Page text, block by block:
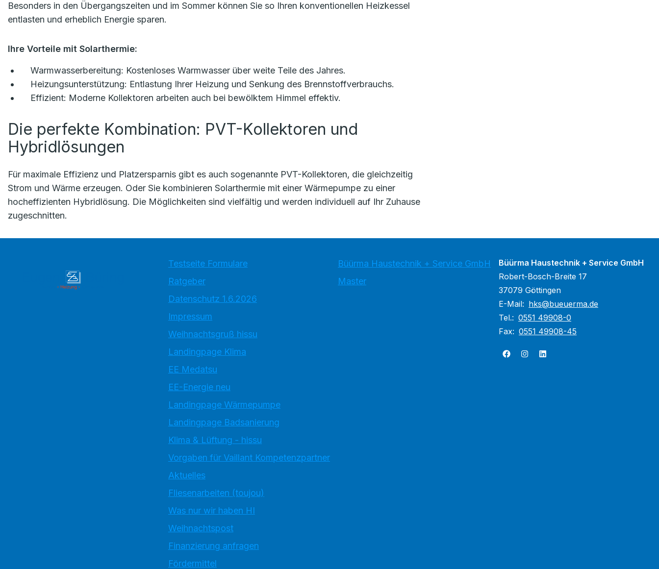
Besonders in den Übergangszeiten und im Sommer können Sie so Ihren konventionellen Heizkessel
entlasten und erheblich Energie sparen.
Ihre Vorteile mit Solarthermie:
Warmwasserbereitung: Kostenloses Warmwasser über weite Teile des Jahres.
Heizungsunterstützung: Entlastung Ihrer Heizung und Senkung des Brennstoffverbrauchs.
Effizient: Moderne Kollektoren arbeiten auch bei bewölktem Himmel effektiv.
Die perfekte Kombination: PVT-Kollektoren und
Hybridlösungen
Für maximale Effizienz und Platzersparnis gibt es auch sogenannte PVT-Kollektoren, die gleichzeitig
Strom und Wärme erzeugen. Oder Sie kombinieren Solarthermie mit einer Wärmepumpe zu einer
hocheffizienten Hybridlösung. Die Möglichkeiten sind vielfältig und werden individuell auf Ihr Zuhause
zugeschnitten.
Testseite Formulare
Ratgeber
Datenschutz 1.6.2026
Impressum
Weihnachtsgruß hissu
Landingpage Klima
EE Medatsu
EE-Energie neu
Landingpage Wärmepumpe
Landingpage Badsanierung
Klima & Lüftung - hissu
Vorgaben für Vaillant Kompetenzpartner
Aktuelles
Fliesenarbeiten (toujou)
Was nur wir haben HI
Weihnachtspost
Finanzierung anfragen
Fördermittel
Büürma Haustechnik + Service GmbH
Master
Büürma Haustechnik + Service GmbH
Robert-Bosch-Breite 17
37079 Göttingen
E-Mail: hks@bueuerma.de
Tel.: 0551 49908-0
Fax: 0551 49908-45